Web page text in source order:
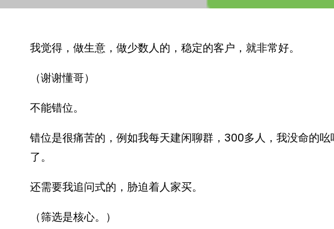
我觉得，做生意，做少数人的，稳定的客户，就非常好。
（谢谢懂哥）
不能错位。
错位是很痛苦的，例如我每天建闲聊群，300多人，我没命的
了。
还需要我追问式的，胁迫着人家买。
（筛选是核心。）